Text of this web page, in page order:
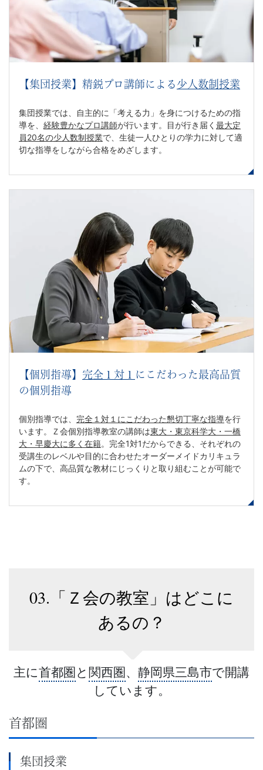
【集団授業】精鋭プロ講師による 少人数制授業
集団授業では、自主的に「考える力」を身につけるための指
導を、 経験豊かなプロ講師が行います。目が行き届く 最大定
員20名の少人数制授業で、生徒一人ひとりの学力に対して適
切な指導をしながら合格をめざします。
【個別指導】 完全１対１ にこだわった最高品質
の個別指導
個別指導では、 完全１対１にこだわった懇切丁寧な指導を行
います。Ｚ会個別指導教室の講師は東大・東京科学大・一橋
大・早慶大に多く在籍。完全1対1だからできる、それぞれの
受講生のレベルや目的に合わせたオーダーメイドカリキュラ
ムの下で、高品質な教材にじっくりと取り組むことが可能で
す。
03.「Ｚ会の教室」はどこに
あるの？
主に首都圏と 関西圏、 静岡県三島市で開講
しています。
首都圏
集団授業